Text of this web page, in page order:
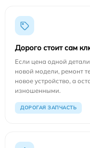
Дорого стоит сам
Если цена одной
новой модели, ремонт
новое устройство, а
изношенными.
ДОРОГАЯ ЗАПЧАСТЬ